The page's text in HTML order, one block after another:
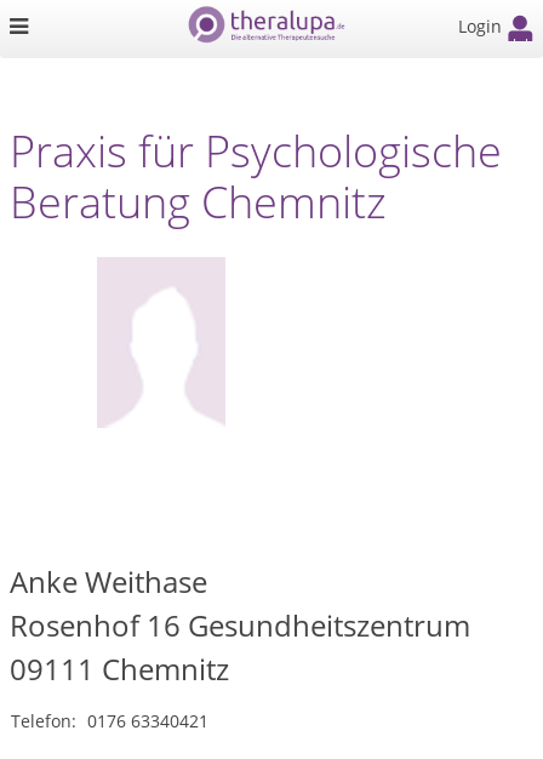
Login
Praxis für Psychologische
Beratung Chemnitz
Anke Weithase
Rosenhof 16 Gesundheitszentrum
09111 Chemnitz
Telefon: 0176 63340421